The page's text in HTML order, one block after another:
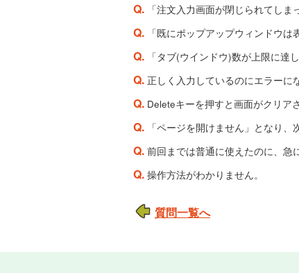
Q. 「注文入力画面が閉じられてし
Q. 「既にポップアップウィンドウは
Q. 「タブ(ウインドウ)数が上限に達
Q. 正しく入力しているのにエラーに
Q. Deleteキーを押すと画面がクリア
Q. 「ページを開けません」となり、
Q. 前回までは普通に使えたのに、急
Q. 操作方法がわかりません。
質問一覧へ